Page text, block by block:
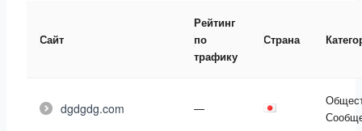
Сайт
Рейтинг
по
трафику
Страна
dgdgdg.com —